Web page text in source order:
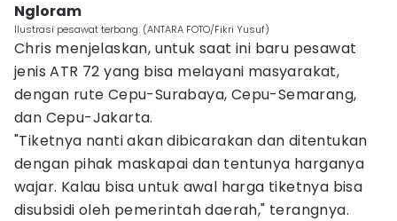
Ngloram
Ilustrasi pesawat terbang. (ANTARA FOTO/Fikri Yusuf)
Chris menjelaskan, untuk saat ini baru pesawat
jenis ATR 72 yang bisa melayani masyarakat,
dengan rute Cepu-Surabaya, Cepu-Semarang,
dan Cepu-Jakarta.
"Tiketnya nanti akan dibicarakan dan ditentukan
dengan pihak maskapai dan tentunya harganya
wajar. Kalau bisa untuk awal harga tiketnya bisa
disubsidi oleh pemerintah daerah," terangnya.